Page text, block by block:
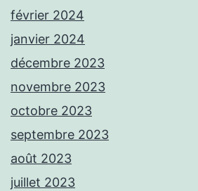
février 2024
janvier 2024
décembre 2023
novembre 2023
octobre 2023
septembre 2023
août 2023
juillet 2023